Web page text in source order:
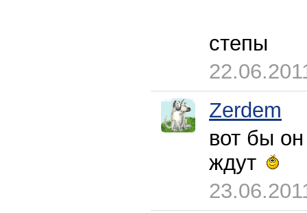
степы
Zerdem
вот бы
ждут